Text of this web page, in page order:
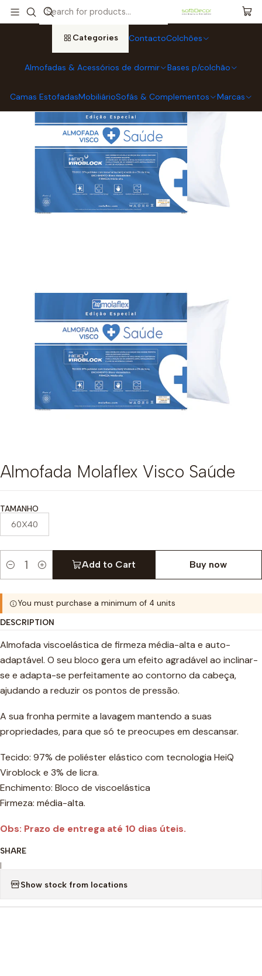
Categories ContactoColchões
Almofadas & Acessórios de dormir Bases p/colchão
Camas EstofadasMobiliárioSofás & Complementos Marcas
Home Almofadas & Acessórios de dormir
Almofadas Molaflex
Almofada Molaflex Visco Saúde
Almofada Molaflex Visco Saúde
TAMANHO
60X40
Quantity
Add to Cart Buy now
You must purchase a minimum of 4 units
DESCRIPTION
Almofada viscoelástica de firmeza média-alta e auto-
adaptável. O seu bloco gera um efeito agradável ao inclinar-
se e adapta-se perfeitamente ao contorno da cabeça,
ajudando a reduzir os pontos de pressão.
A sua fronha permite a lavagem mantendo a suas
propriedades, para que só te preocupes em descansar.
Tecido: 97% de poliéster elástico com tecnologia HeiQ
Viroblock e 3% de licra.
Enchimento: Bloco de viscoelástica
Firmeza: média-alta.
Obs: Prazo de entrega até 10 dias úteis.
SHARE
|
Show stock from locations